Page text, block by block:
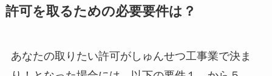
許可を取るための必要要件は？
あなたの取りたい許可がしゅんせつ工事業で決ま